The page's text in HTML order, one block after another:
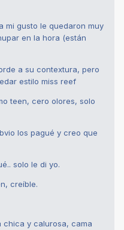
mi gusto le quedaron muy
en la hora (están
a su contextura, pero
estilo miss reef
teen, cero olores, solo
los pagué y creo que
solo le di yo.
creíble.
chica y calurosa, cama